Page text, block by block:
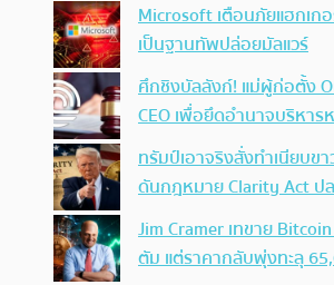
Microsoft เตือนภัยแฮกเก
เป็นฐานทัพปล่อยมัลแวร์
ศึกชิงบัลลังก์! แม่ผู้ก่อตั้ง
CEO เพื่อยึดอำนาจบริหาร
ทรัมป์เอาจริง สั่งทำเนียบข
ดันกฎหมาย Clarity Act ป
Jim Cramer เทขาย
ตัม แต่ราคากลับพุ่งทะลุ